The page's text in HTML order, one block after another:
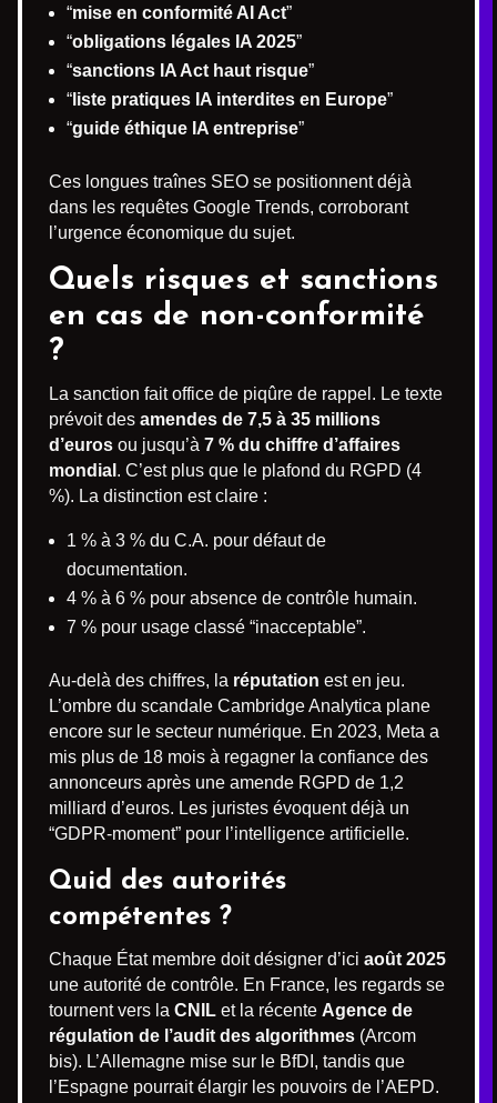
“mise en conformité AI Act”
“obligations légales IA 2025”
“sanctions IA Act haut risque”
“ liste pratiques IA interdites en Europe”
“guide éthique IA entreprise”
Ces longues traînes SEO se positionnent déjà
dans les requêtes Google Trends, corroborant
l’urgence économique du sujet.
Quels risques et sanctions
en cas de non-conformité
?
La sanction fait office de piqûre de rappel. Le texte
prévoit des amendes de 7,5 à 35 millions
d’euros ou jusqu’à 7 % du chiffre d’affaires
mondial . C’est plus que le plafond du RGPD (4
%). La distinction est claire :
1 % à 3 % du C.A. pour défaut de
documentation.
4 % à 6 % pour absence de contrôle humain.
7 % pour usage classé “inacceptable”.
Au-delà des chiffres, la réputation est en jeu.
L’ombre du scandale Cambridge Analytica plane
encore sur le secteur numérique. En 2023, Meta a
mis plus de 18 mois à regagner la confiance des
annonceurs après une amende RGPD de 1,2
milliard d’euros. Les juristes évoquent déjà un
“GDPR-moment” pour l’intelligence artificielle.
Quid des autorités
compétentes ?
Chaque État membre doit désigner d’ici août 2025
une autorité de contrôle. En France, les regards se
tournent vers la CNIL et la récente Agence de
régulation de l’audit des algorithmes (Arcom
bis). L’Allemagne mise sur le BfDI, tandis que
l’Espagne pourrait élargir les pouvoirs de l’AEPD.